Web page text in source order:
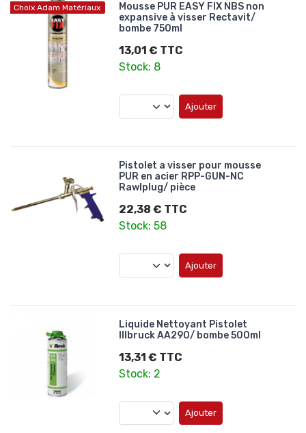
Choix Adam Matériaux
Mousse PUR EASY FIX NBS non
expansive à visser Rectavit/
bombe 750ml
13,01 € TTC
Stock: 8
Ajouter
Pistolet a visser pour mousse
PUR en acier RPP-GUN-NC
Rawlplug/ pièce
22,38 € TTC
Stock: 58
Ajouter
Liquide Nettoyant Pistolet
Illbruck AA290/ bombe 500ml
13,31 € TTC
Stock: 2
Ajouter